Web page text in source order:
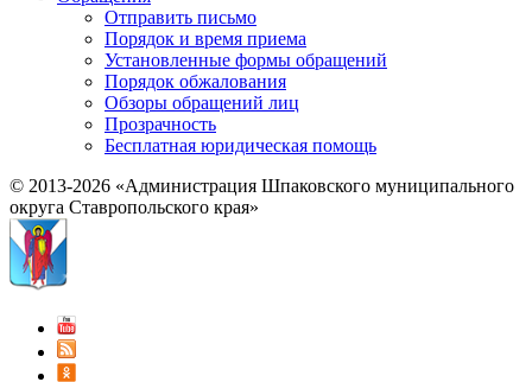
Отправить письмо
Порядок и время приема
Установленные формы обращений
Порядок обжалования
Обзоры обращений лиц
Прозрачность
Бесплатная юридическая помощь
© 2013-2026 «Администрация Шпаковского муниципального
округа Ставропольского края»